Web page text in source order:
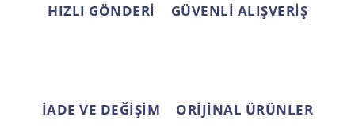
HIZLI GÖNDERİ GÜVENLİ ALIŞVERİŞ
İADE VE DEĞİŞİM ORİJİNAL ÜRÜNLER